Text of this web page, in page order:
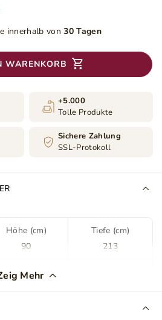
innerhalb von 30 Tagen
WARENKORB
+5.000
Tolle Produkte
Sichere Zahlung
SSL-Protokoll
Höhe (cm)
90
Tiefe (cm)
213
Weiß
Mehr